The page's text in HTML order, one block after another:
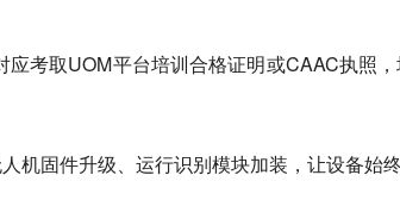
考取UOM平台培训合格证明或CAAC执照
固件升级、运行识别模块加装，让设备始终